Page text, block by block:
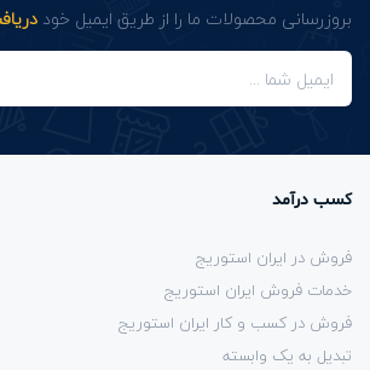
بروزرسانی محصولات ما را از طریق ایمیل خود
کسب درآمد
فروش در ایران استوریج
خدمات فروش ایران استوریج
فروش در کسب و کار ایران استوریج
تبدیل به یک وابسته